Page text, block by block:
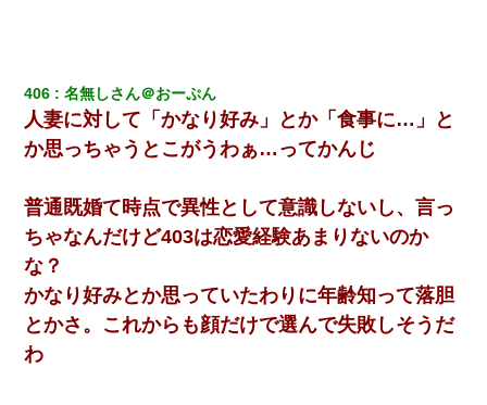
てさ～ほんと恥ずかしいわよね～（大声」新郎両親「！！！（土
下座」→ 結果・・・
わい(42)渋谷の夜のサービスで19の女の子にゴックンさせた結果
ｗｗｗｗｗｗｗｗ
【まぬけ】夫「離婚だ！」私「わかった。で？」夫「慰謝料
だ！」私「いいけど弁護士通して。私も請求する」夫「」
406 名無しさん＠おーぷん
人妻に対して「かなり好み」とか「食事に…」と
か思っちゃうとこがうわぁ…ってかんじ
普通既婚て時点で異性として意識しないし、言っ
ちゃなんだけど403は恋愛経験あまりないのか
な？
かなり好みとか思っていたわりに年齢知って落胆
とかさ。これからも顔だけで選んで失敗しそうだ
わ